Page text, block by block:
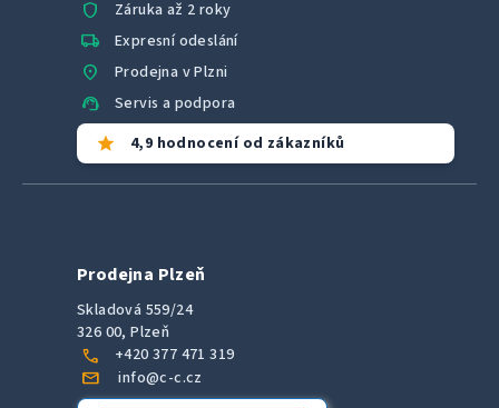
shield Záruka až 2 roky
local_shipping Expresní odeslání
location_on Prodejna v Plzni
support_agent Servis a podpora
star 4,9 hodnocení od zákazníků
Prodejna Plzeň
Skladová 559/24
326 00, Plzeň
call +420 377 471 319
mail info@c-c.cz